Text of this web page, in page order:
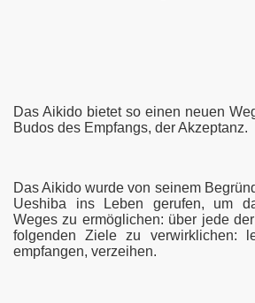
Das Aikido bietet so einen neuen
Budos des Empfangs, der Akzeptanz.
Das Aikido wurde von seinem
Ueshiba ins Leben gerufen, um
Weges zu ermöglichen: über jede
folgenden Ziele zu verwirklichen:
empfangen, verzeihen.